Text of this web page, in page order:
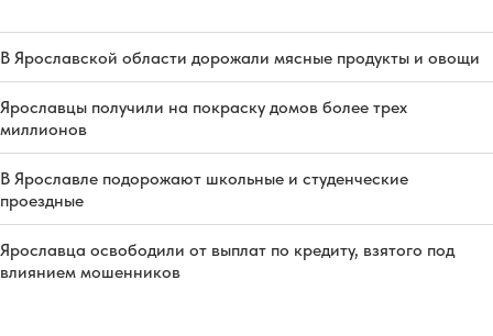
В Ярославской области дорожали мясные продукты и овощи
Ярославцы получили на покраску домов более трех
миллионов
В Ярославле подорожают школьные и студенческие
проездные
Ярославца освободили от выплат по кредиту, взятого под
влиянием мошенников